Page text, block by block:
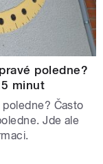
poledne?
minut
Často
Jde ale